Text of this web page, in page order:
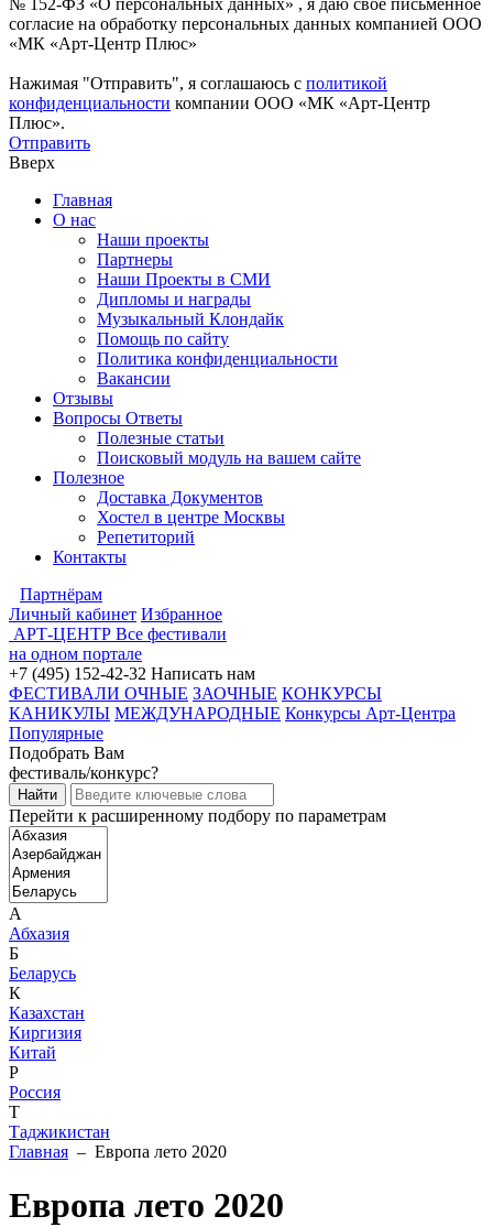
№ 152-ФЗ «О персональных данных» , я даю свое письменное
согласие на обработку персональных данных компанией ООО
«МК «Арт-Центр Плюс»
Нажимая "Отправить", я соглашаюсь с политикой
конфиденциальности компании ООО «МК «Арт-Центр
Плюс».
Отправить
Вверх
Главная
О нас
Наши проекты
Партнеры
Наши Проекты в СМИ
Дипломы и награды
Музыкальный Клондайк
Помощь по сайту
Политика конфиденциальности
Вакансии
Отзывы
Вопросы Ответы
Полезные статьи
Поисковый модуль на вашем сайте
Полезное
Доставка Документов
Хостел в центре Москвы
Репетиторий
Контакты
Партнёрам
Личный кабинет Избранное
АРТ-ЦЕНТР Все фестивали
на одном портале
+7 (495) 152-42-32 Написать нам
ФЕСТИВАЛИ ОЧНЫЕ ЗАОЧНЫЕ КОНКУРСЫ
КАНИКУЛЫ МЕЖДУНАРОДНЫЕ Конкурсы Арт-Центра
Популярные
Подобрать Вам
фестиваль/конкурс?
Перейти к расширенному подбору по параметрам
А
Абхазия
Б
Беларусь
К
Казахстан
Киргизия
Китай
Р
Россия
Т
Таджикистан
Главная – Европа лето 2020
Европа лето 2020